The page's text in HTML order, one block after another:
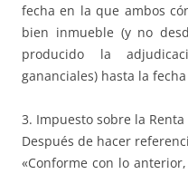
fecha en la que ambos
bien inmueble (y no
producido la
gananciales) hasta la
3. Impuesto sobre la Renta
Después de hacer
«Conforme con lo